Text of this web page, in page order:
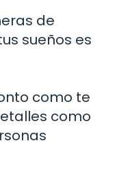
de
sueños es
como te
como